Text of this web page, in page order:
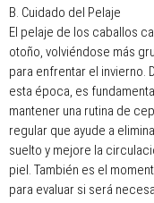
B. Cuidado del Pelaje
El pelaje de los caballos
otoño, volviéndose más
para enfrentar el invierno.
esta época, es fundamental
mantener una rutina de
regular que ayude a
suelto y mejore la
piel. También es el
para evaluar si será